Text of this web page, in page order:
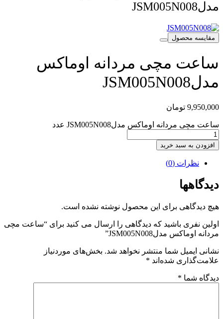
مدلJSM005N008
مقایسه محصول
ساعت مچی مردانه اوماکس
مدلJSM005N008
9,950,000 تومان
ساعت مچی مردانه اوماکس مدلJSM005N008 عدد
افزودن به سبد خرید
نظرات (0)
دیدگاهها
هیچ دیدگاهی برای این محصول نوشته نشده است.
اولین نفری باشید که دیدگاهی را ارسال می کنید برای “ساعت مچی
مردانه اوماکس مدلJSM005N008”
نشانی ایمیل شما منتشر نخواهد شد. بخش‌های موردنیاز
علامت‌گذاری شده‌اند *
دیدگاه شما *